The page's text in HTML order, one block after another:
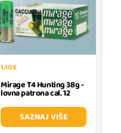
1,10 €
Mirage T4 Hunting 38g -
lovna patrona cal. 12
SAZNAJ VIŠE